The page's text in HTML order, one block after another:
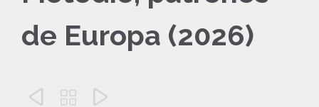
de Europa (2026)
  